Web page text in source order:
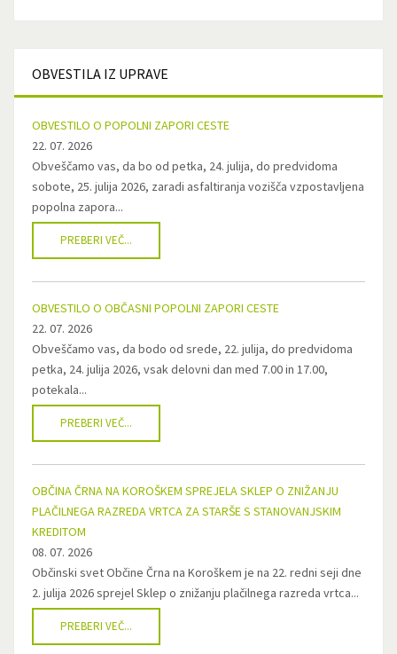
OBVESTILA IZ UPRAVE
OBVESTILO O POPOLNI ZAPORI CESTE
22. 07. 2026
Obveščamo vas, da bo od petka, 24. julija, do predvidoma
sobote, 25. julija 2026, zaradi asfaltiranja vozišča vzpostavljena
popolna zapora...
PREBERI VEČ...
OBVESTILO O OBČASNI POPOLNI ZAPORI CESTE
22. 07. 2026
Obveščamo vas, da bodo od srede, 22. julija, do predvidoma
petka, 24. julija 2026, vsak delovni dan med 7.00 in 17.00,
potekala...
PREBERI VEČ...
OBČINA ČRNA NA KOROŠKEM SPREJELA SKLEP O ZNIŽANJU
PLAČILNEGA RAZREDA VRTCA ZA STARŠE S STANOVANJSKIM
KREDITOM
08. 07. 2026
Občinski svet Občine Črna na Koroškem je na 22. redni seji dne
2. julija 2026 sprejel Sklep o znižanju plačilnega razreda vrtca...
PREBERI VEČ...